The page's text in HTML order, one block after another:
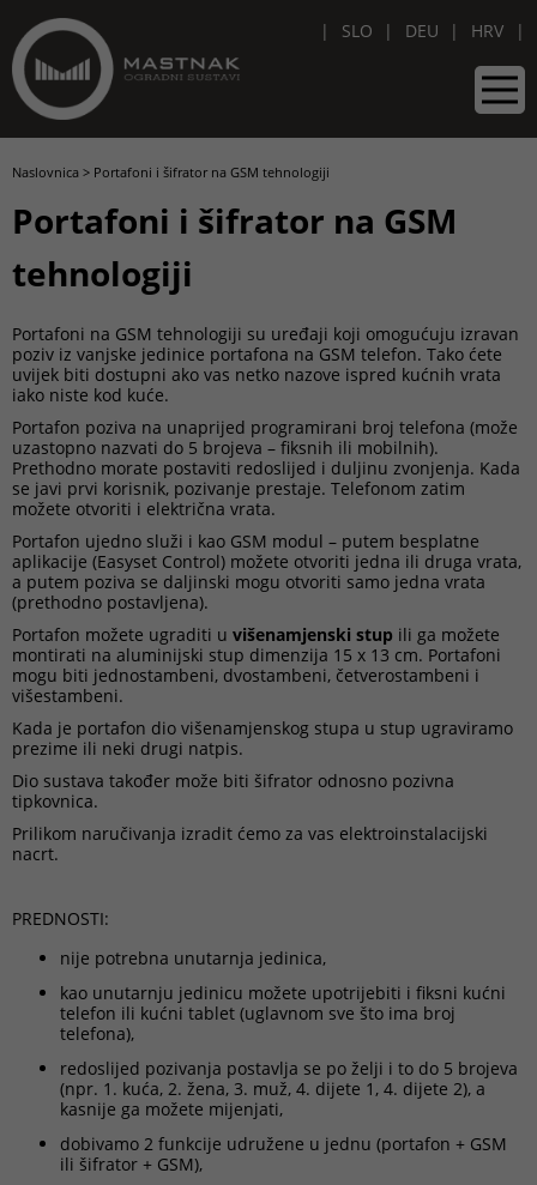
SLO DEU HRV
Naslovnica > Portafoni i šifrator na GSM tehnologiji
Portafoni i šifrator na GSM
tehnologiji
Portafoni na GSM tehnologiji su uređaji koji omogućuju izravan
poziv iz vanjske jedinice portafona na GSM telefon. Tako ćete
uvijek biti dostupni ako vas netko nazove ispred kućnih vrata
iako niste kod kuće.
Portafon poziva na unaprijed programirani broj telefona (može
uzastopno nazvati do 5 brojeva – fiksnih ili mobilnih).
Prethodno morate postaviti redoslijed i duljinu zvonjenja. Kada
se javi prvi korisnik, pozivanje prestaje. Telefonom zatim
možete otvoriti i električna vrata.
Portafon ujedno služi i kao GSM modul – putem besplatne
aplikacije (Easyset Control) možete otvoriti jedna ili druga vrata,
a putem poziva se daljinski mogu otvoriti samo jedna vrata
(prethodno postavljena).
Portafon možete ugraditi u višenamjenski stup ili ga možete
montirati na aluminijski stup dimenzija 15 x 13 cm. Portafoni
mogu biti jednostambeni, dvostambeni, četverostambeni i
višestambeni.
Kada je portafon dio višenamjenskog stupa u stup ugraviramo
prezime ili neki drugi natpis.
Dio sustava također može biti šifrator odnosno pozivna
tipkovnica.
Prilikom naručivanja izradit ćemo za vas elektroinstalacijski
nacrt.
PREDNOSTI:
nije potrebna unutarnja jedinica,
kao unutarnju jedinicu možete upotrijebiti i fiksni kućni
telefon ili kućni tablet (uglavnom sve što ima broj
telefona),
redoslijed pozivanja postavlja se po želji i to do 5 brojeva
(npr. 1. kuća, 2. žena, 3. muž, 4. dijete 1, 4. dijete 2), a
kasnije ga možete mijenjati,
dobivamo 2 funkcije udružene u jednu (portafon + GSM
ili šifrator + GSM),